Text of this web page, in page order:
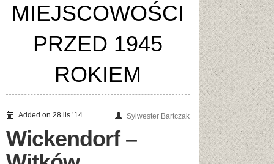
MIEJSCOWOŚCI
PRZED 1945
ROKIEM
Added on 28 lis ’14 Sylwester Bartczak
Wickendorf –